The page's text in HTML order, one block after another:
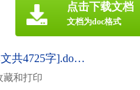
《初中班主任个人述职报告3篇[本文共4725字].doc》
藏和打印
点击下载文档
文档为doc格式